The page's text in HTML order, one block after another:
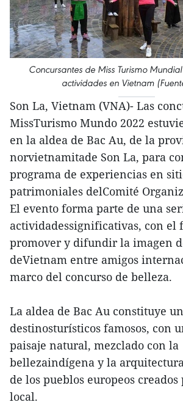
Concursantes de Miss Turismo
actividades en Vietnam
Son La, Vietnam (VNA)- Las
MissTurismo Mundo 2022
en la aldea de Bac Au, de la
norvietnamitade Son La, para
programa de experiencias en
patrimoniales delComité
El evento forma parte de una
actividadessignificativas, con el
promover y difundir la imagen
deVietnam entre amigos
marco del concurso de belleza.
La aldea de Bac Au constituye
destinosturísticos famosos, con
paisaje natural, mezclado con la
bellezaindígena y la
de los pueblos europeos
local.